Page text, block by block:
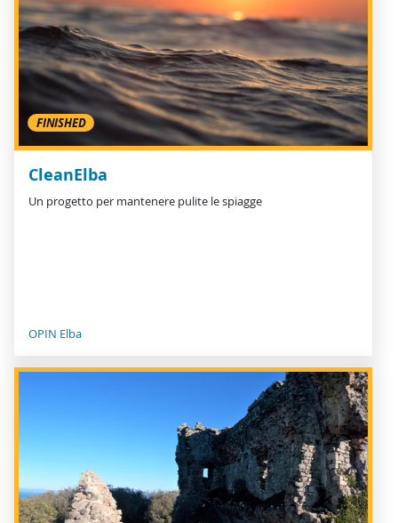
FINISHED
CleanElba
Un progetto per mantenere pulite le spiagge
OPIN Elba